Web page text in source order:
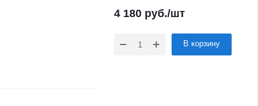
4 180 руб./шт
В корзину